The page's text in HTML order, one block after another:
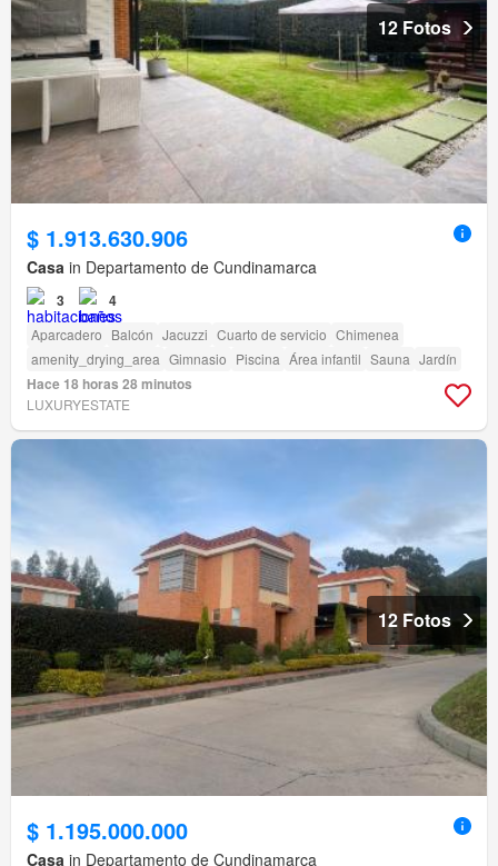
12 Fotos
$ 1.913.630.906
Casa in Departamento de Cundinamarca
3 4
Aparcadero Balcón Jacuzzi Cuarto de servicio Chimenea
amenity_drying_area Gimnasio Piscina Área infantil Sauna Jardín
Hace 18 horas 28 minutos
LUXURYESTATE
12 Fotos
$ 1.195.000.000
Casa in Departamento de Cundinamarca